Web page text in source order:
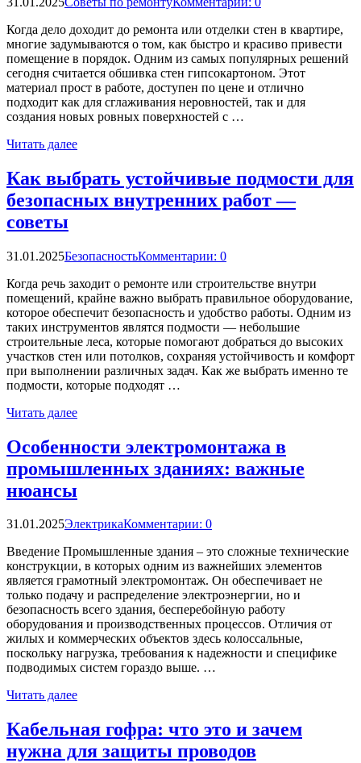
Когда дело доходит до ремонта или отделки стен в квартире,
многие задумываются о том, как быстро и красиво привести
помещение в порядок. Одним из самых популярных решений
сегодня считается обшивка стен гипсокартоном. Этот
материал прост в работе, доступен по цене и отлично
подходит как для сглаживания неровностей, так и для
создания новых ровных поверхностей с …
Читать далее
Как выбрать устойчивые подмости для
безопасных внутренних работ —
советы
31.01.2025БезопасностьКомментарии: 0
Когда речь заходит о ремонте или строительстве внутри
помещений, крайне важно выбрать правильное оборудование,
которое обеспечит безопасность и удобство работы. Одним из
таких инструментов являтся подмости — небольшие
строительные леса, которые помогают добраться до высоких
участков стен или потолков, сохраняя устойчивость и комфорт
при выполнении различных задач. Как же выбрать именно те
подмости, которые подходят …
Читать далее
Особенности электромонтажа в
промышленных зданиях: важные
нюансы
31.01.2025ЭлектрикаКомментарии: 0
Введение Промышленные здания – это сложные технические
конструкции, в которых одним из важнейших элементов
является грамотный электромонтаж. Он обеспечивает не
только подачу и распределение электроэнергии, но и
безопасность всего здания, бесперебойную работу
оборудования и производственных процессов. Отличия от
жилых и коммерческих объектов здесь колоссальные,
поскольку нагрузка, требования к надежности и специфике
подводимых систем гораздо выше. …
Читать далее
Кабельная гофра: что это и зачем
нужна для защиты проводов